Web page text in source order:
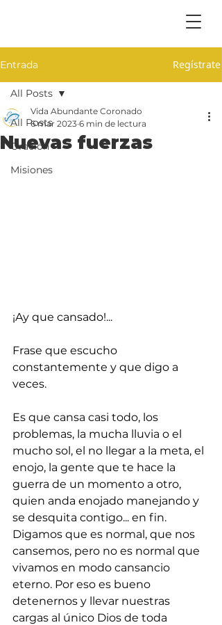
Entrada Regístrate
All Posts
Oración
Misiones
All Posts
Nuevas fuerzas
Vida Abundante Coronado
6 mar 2023 6 min de lectura
¡Ay que cansado!...
Frase que escucho
constantemente y que digo a
veces.
Es que cansa casi todo, los
problemas, la mucha lluvia o el
mucho sol, el no llegar a la meta, el
enojo, la gente que te hace la
guerra de un momento a otro,
quien anda enojado manejando y
se desquita contigo... en fin.
Digamos que es normal, que nos
cansemos, pero no es normal que
vivamos en modo cansancio
eterno. Por eso es bueno
detenernos y llevar nuestras
cargas al único Dios de toda